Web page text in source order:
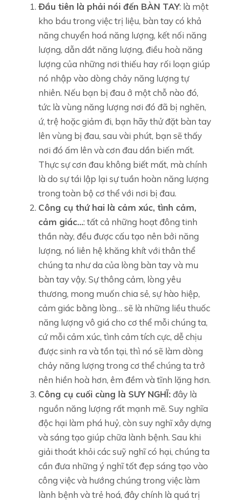
Đầu tiên là phải nói đến BÀN TAY: là một
kho báu trong việc trị liệu, bàn tay có khả
năng chuyển hoá năng lượng, kết nối năng
lượng, dẫn dắt năng lượng, điều hoà năng
lượng của những nơi thiếu hay rối loạn giúp
nó nhập vào dòng chảy năng lượng tự
nhiên. Nếu bạn bị đau ở một chỗ nào đó,
tức là vùng năng lượng nơi đó đã bị nghẽn,
ứ, trệ hoặc giảm đi, bạn hãy thử đặt bàn tay
lên vùng bị đau, sau vài phút, bạn sẽ thấy
nơi đó ấm lên và cơn đau dần biến mất.
Thực sự cơn đau không biết mất, mà chính
là do sự tái lập lại sự tuần hoàn năng lượng
trong toàn bộ cơ thể với nơi bị đau.
Công cụ thứ hai là cảm xúc, tình cảm,
cảm giác…: tất cả những hoạt đông tinh
thần này, đều được cấu tạo nên bởi năng
lượng, nó liên hệ khăng khít với thân thể
chúng ta như da của lòng bàn tay và mu
bàn tay vậy. Sự thông cảm, lòng yêu
thương, mong muốn chia sẻ, sự hào hiệp,
cảm giác bằng lòng… sẽ là những liều thuốc
năng lượng vô giá cho cơ thể mỗi chúng ta,
cứ mỗi cảm xúc, tình cảm tích cực, dễ chịu
được sinh ra và tồn tại, thì nó sẽ làm dòng
chảy năng lượng trong cơ thể chúng ta trở
nên hiền hoà hơn, êm đềm và tĩnh lặng hơn.
Công cụ cuối cùng là SUY NGHĨ: đây là
nguồn năng lượng rất mạnh mẽ. Suy nghĩa
độc hại làm phá huỷ, còn suy nghĩ xây dựng
và sáng tạo giúp chữa lành bệnh. Sau khi
giải thoát khỏi các suỹ nghĩ có hại, chúng ta
cần đưa những ý nghĩ tốt đẹp sáng tạo vào
công việc và hướng chúng trong việc làm
lành bệnh và trẻ hoá, đây chính là quá trị